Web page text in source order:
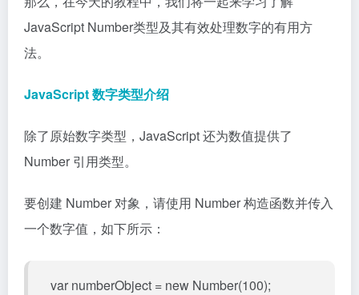
JavaScript Number类型及其有效处理数字的有用方
法。
JavaScript 数字类型介绍
除了原始数字类型，JavaScript 还为数值提供了
Number 引用类型。
要创建 Number 对象，请使用 Number 构造函数并传入
一个数字值，如下所示：
var numberObject = new Number(100);